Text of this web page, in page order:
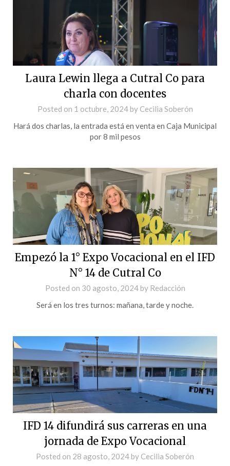
Laura Lewin llega a Cutral Co para
charla con docentes
Posted on 1 octubre, 2024by Cecilia Soberón
Hará dos charlas, la entrada está en venta en Caja Municipal
por 8 mil pesos
Empezó la 1° Expo Vocacional en el IFD
N° 14 de Cutral Co
Posted on 30 agosto, 2024by Redacción
Será en los tres turnos: mañana, tarde y noche.
IFD 14 difundirá sus carreras en una
jornada de Expo Vocacional
Posted on 28 agosto, 2024by Cecilia Soberón